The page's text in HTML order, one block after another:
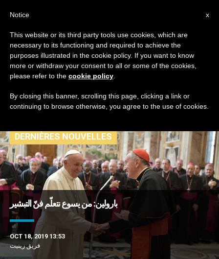
TAG
Posts Tagged ‘فن
التبشير’
DERNIÈRES NOUVELLES
بارولين: من يسوع نتعلّم فنّ التبشير
OCT 18, 2019 13:53
فريق زينيت
x
Notice
This website or its third party tools use cookies, which are
necessary to its functioning and required to achieve the
purposes illustrated in the cookie policy. If you want to know
more or withdraw your consent to all or some of the cookies,
please refer to the cookie policy
By closing this banner, scrolling this page, clicking a link or
continuing to browse otherwise, you agree to the use of cookies.